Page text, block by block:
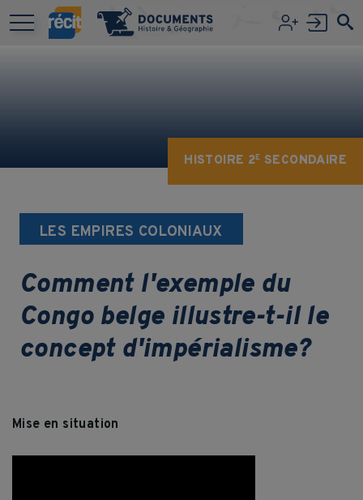
Aller au contenu principal
LES EMPIRES COLONIAUX
Comment l'exemple du
Congo belge illustre-t-il le
concept d'impérialisme?
HISTOIRE 2E SECONDAIRE
Mise en situation